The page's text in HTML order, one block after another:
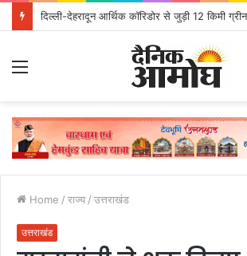
Home / राज्य / उत्तराखंड
उत्तराखंड